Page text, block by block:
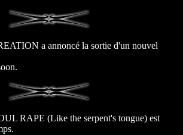
a annoncé la sortie d'un nouvel
RAPE (Like the serpent's tongue) est